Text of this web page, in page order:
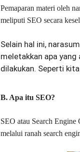
Pemaparan materi oleh
meliputi SEO secara
Selain hal ini,
meletakkan apa
dilakukan. Seperti
B. Apa itu SEO?
SEO atau Search
melalui ranah search